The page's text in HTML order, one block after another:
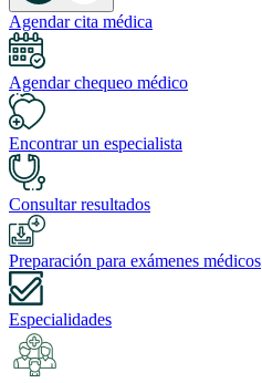
Agendar cita médica
Agendar chequeo médico
Encontrar un especialista
Consultar resultados
Preparación para exámenes médicos
Especialidades